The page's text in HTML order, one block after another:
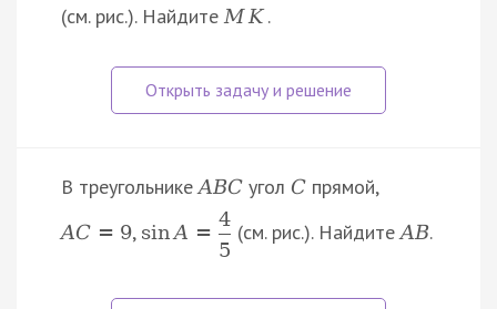
(см. рис.). НайдитеM K .
В треугольникеABC угол C прямой,
AC = 9, sin A =
4
5
(см. рис.). НайдитеAB.